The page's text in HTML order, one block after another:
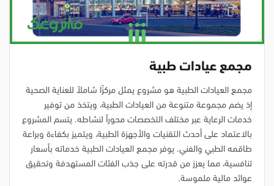
مجمع عيادات طبية
مجمع العيادات الطبية هو مشروع يمثل مركزًا شاملاً للعناية الصحية
إذ يضم مجموعة متنوعة من العيادات الطبية، ويتخذ من توفير
خدمات الرعاية عبر مختلف التخصصات محوراً لنشاطه. يتسم المشروع
بالاعتماد على أحدث التقنيات والأجهزة الطبية، ويتميز بكفاءة وبراعة
طاقمه الطبي والفني. يوفر مجمع العيادات الطبية خدماته بأسعار
تنافسية، مما يعزز من قدرته على جذب الفئات المستهدفة وتحقيق
عوائد مالية ملموسة.